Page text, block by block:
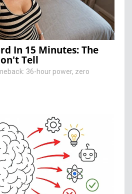
In 15 Minutes: The
Tell
36-hour power, zero